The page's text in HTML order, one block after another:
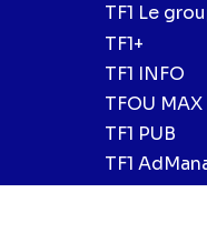
TF1 Le
TF1+
TF1 INFO
TFOU MAX
TF1 PUB
TF1